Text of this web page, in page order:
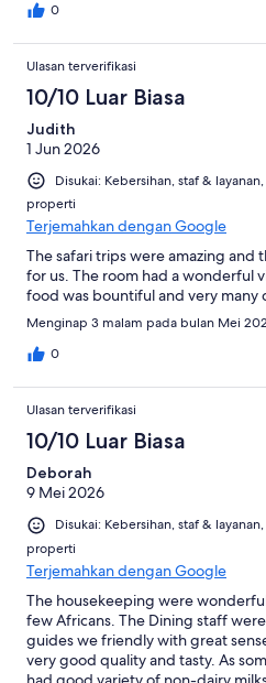
0
Ulasan terverifikasi
10/10 Luar Biasa
Judith
1 Jun 2026
Disukai: Kebersihan, staf &
properti
Terjemahkan dengan Google
The safari trips were amazing
for us. The room had a wonderful
food was bountiful and very many
Menginap 3 malam pada bulan Mei
0
Ulasan terverifikasi
10/10 Luar Biasa
Deborah
9 Mei 2026
Disukai: Kebersihan, staf &
properti
Terjemahkan dengan Google
The housekeeping were
few Africans. The Dining staff
guides we friendly with great
very good quality and tasty. As